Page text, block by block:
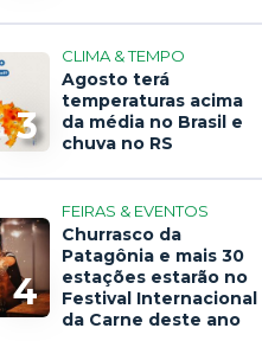
3
CLIMA & TEMPO
Agosto terá
temperaturas acima
da média no Brasil e
chuva no RS
4
FEIRAS & EVENTOS
Churrasco da
Patagônia e mais 30
estações estarão no
Festival Internacional
da Carne deste ano